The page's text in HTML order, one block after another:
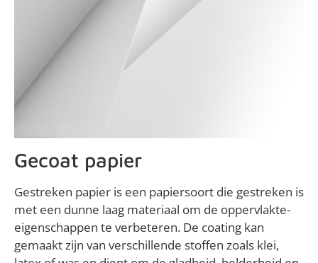
Gecoat papier
Gestreken papier is een papiersoort die gestreken is
met een dunne laag materiaal om de oppervlakte-
eigenschappen te verbeteren. De coating kan
gemaakt zijn van verschillende stoffen zoals klei,